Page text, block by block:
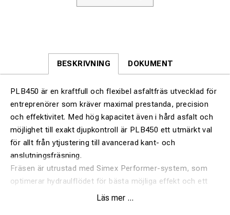
BESKRIVNING DOKUMENT
PLB450 är en kraftfull och flexibel asfaltfräs utvecklad för
entreprenörer som kräver maximal prestanda, precision
och effektivitet. Med hög kapacitet även i hård asfalt och
möjlighet till exakt djupkontroll är PLB450 ett utmärkt val
för allt från ytjustering till avancerad kant- och
anslutningsfräsning.
Fräsen är utrustad med Simex Performer-system, som
optimerar hydraulflödet för bästa möjliga effekt och ett
jämnt, konstant fräsdjup – även på ojämna underlag. Den
Läs mer ...